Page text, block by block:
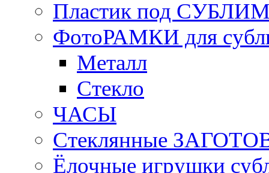
Пластик под
ФотоРАМКИ для
Металл
Стекло
ЧАСЫ
Стеклянные
Ёлочные игрушки